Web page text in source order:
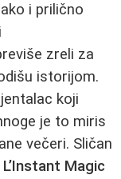
i prilično
zreli za
istorijom.
koji
je to miris
večeri. Sličan
L’Instant Magic